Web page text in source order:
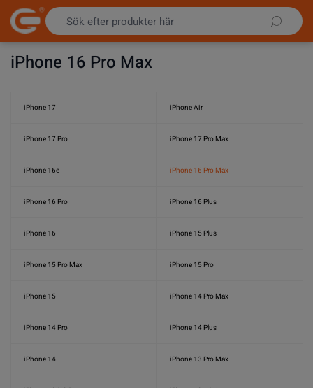
Hoppa till innehållet
iPhone 16 Pro Max
iPhone 17 iPhone Air
iPhone 17 Pro iPhone 17 Pro Max
iPhone 16e iPhone 16 Pro Max
iPhone 16 Pro iPhone 16 Plus
iPhone 16 iPhone 15 Plus
iPhone 15 Pro Max iPhone 15 Pro
iPhone 15 iPhone 14 Pro Max
iPhone 14 Pro iPhone 14 Plus
iPhone 14 iPhone 13 Pro Max